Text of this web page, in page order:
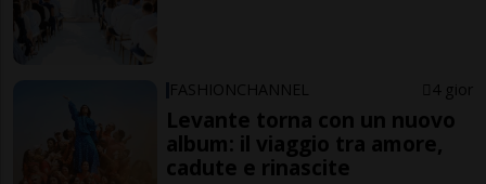
FASHIONCHANNEL 4 gior
Levante torna con un nuovo
album: il viaggio tra amore,
cadute e rinascite